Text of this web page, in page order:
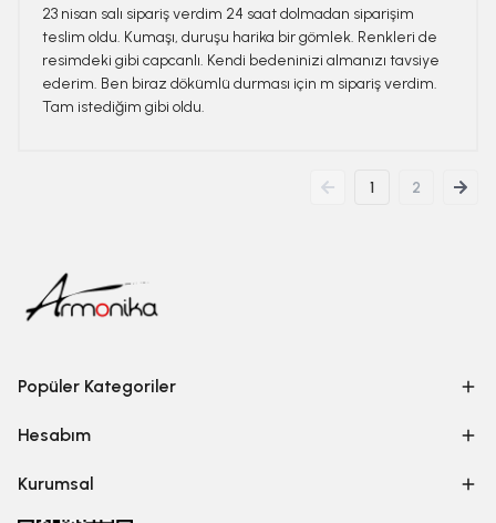
23 nisan salı sipariş verdim 24 saat dolmadan siparişim
teslim oldu. Kumaşı, duruşu harika bir gömlek. Renkleri de
resimdeki gibi capcanlı. Kendi bedeninizi almanızı tavsiye
ederim. Ben biraz dökümlü durması için m sipariş verdim.
Tam istediğim gibi oldu.
1 2
Popüler Kategoriler
Hesabım
Kurumsal